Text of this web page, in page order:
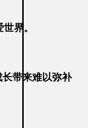
界。
带来难以弥补